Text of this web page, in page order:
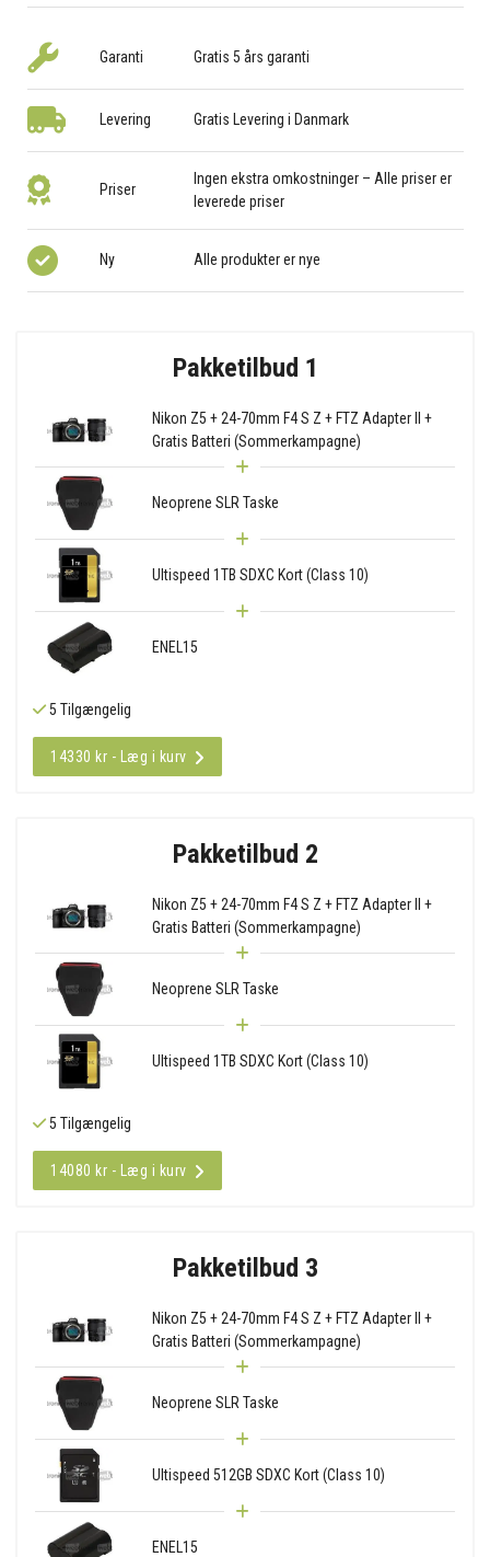
Garanti Gratis 5 års garanti
Levering Gratis Levering i Danmark
Priser
Ingen ekstra omkostninger – Alle priser er
leverede priser
Ny Alle produkter er nye
Pakketilbud 1
Nikon Z5 + 24-70mm F4 S Z + FTZ Adapter II +
Gratis Batteri (Sommerkampagne)
Neoprene SLR Taske
Ultispeed 1TB SDXC Kort (Class 10)
ENEL15
5 Tilgængelig
14330 kr - Læg i kurv
Pakketilbud 2
Nikon Z5 + 24-70mm F4 S Z + FTZ Adapter II +
Gratis Batteri (Sommerkampagne)
Neoprene SLR Taske
Ultispeed 1TB SDXC Kort (Class 10)
5 Tilgængelig
14080 kr - Læg i kurv
Pakketilbud 3
Nikon Z5 + 24-70mm F4 S Z + FTZ Adapter II +
Gratis Batteri (Sommerkampagne)
Neoprene SLR Taske
Ultispeed 512GB SDXC Kort (Class 10)
ENEL15